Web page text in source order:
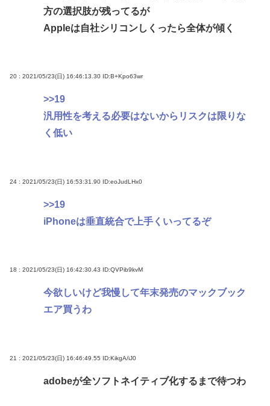
方の選択肢が残ってるが
Appleは自社シリコンしくったら全体が傾く
20 : 2021/05/23(日) 16:46:13.30 ID:B+Kpo63wr
>>19
汎用性を考える必要はないからリスクは限りな
く低い
24 : 2021/05/23(日) 16:53:31.90 ID:eoJudLHx0
>>19
iPhoneは垂直統合で上手くいってるぞ
18 : 2021/05/23(日) 16:42:30.43 ID:QVPib9kvM
今欲しいけど我慢して年末発売のマックブック
エア買うわ
21 : 2021/05/23(日) 16:46:49.55 ID:KikgA/iJ0
adobeが全ソフトネイティブ化するまで待つわ